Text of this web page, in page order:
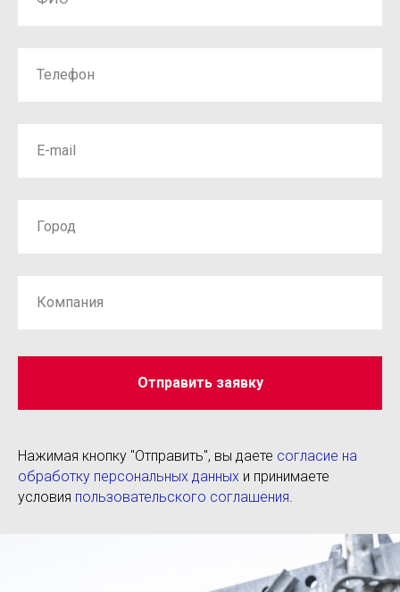
Отправить заявку
Нажимая кнопку "Отправить", вы даете согласие на
обработку персональных данных и принимаете
условия пользовательского соглашения